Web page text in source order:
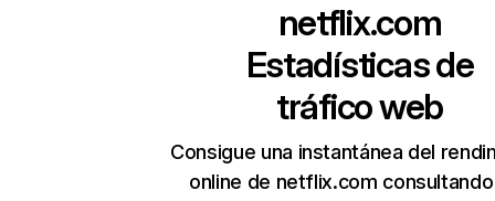
netflix.com
Estadísticas de
tráfico web
Consigue una instantánea del
online de netflix.com